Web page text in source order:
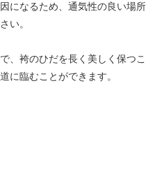
になるため、通気性の良い場所
い。
、袴のひだを長く美しく保つこ
に臨むことができます。